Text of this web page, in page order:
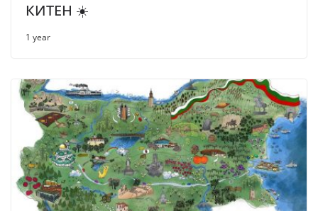
КИТЕН ☀️
1 year